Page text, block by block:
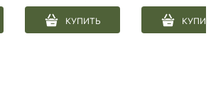
КУПИТЬ